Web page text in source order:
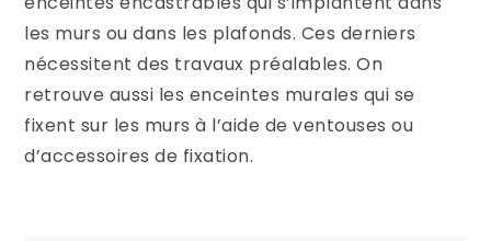
les murs ou dans les plafonds. Ces derniers
nécessitent des travaux préalables. On
retrouve aussi les enceintes murales qui se
fixent sur les murs à l’aide de ventouses ou
d’accessoires de fixation.